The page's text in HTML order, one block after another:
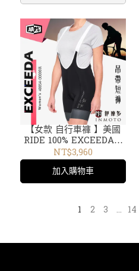
【女款 自行車褲 】美國
RIDE 100% EXCEEDA萊
卡公路車褲 碎石車 自行車
褲 短褲 吊帶車褲 40054-
00000黑
NT$3,960
加入購物車
1 2 3 ... 14